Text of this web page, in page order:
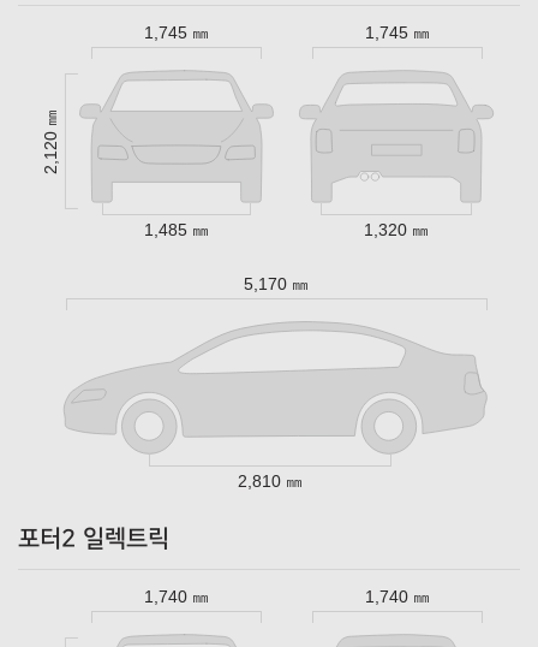
1,745 ㎜ 1,745 ㎜
2,120 ㎜
1,485 ㎜ 1,320 ㎜
5,170 ㎜
2,810 ㎜
포터2 일렉트릭
1,740 ㎜ 1,740 ㎜